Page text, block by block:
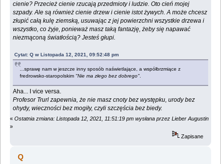
cienie? Przecież cienie rzucają przedmioty i ludzie. Oto cień mojej
szpady. Ale są również cienie drzew i cienie istot żywych. A może chcesz
złupić całą kulę ziemską, usuwając z jej powierzchni wszystkie drzewa i
wszystko, co żyje, ponieważ masz taką fantazję, żeby się napawać
niezmąconą światłością? Jesteś głupi.
Cytat: Q w Listopada 12, 2021, 09:52:48 pm
...sprawę nam w jeszcze inny sposób naświetlające, a współbrzmiące z
fredrowsko-staropolskim "Nie ma złego bez dobrego".
Aha... I vice versa.
Profesor Trurl zapewnia, że nie masz cnoty bez występku, urody bez
ohydy, wieczności bez mogiły, czyli szczęścia bez biedy.
« Ostatnia zmiana: Listopada 12, 2021, 11:51:19 pm wysłana przez Lieber Augustin
»
Zapisane
Q